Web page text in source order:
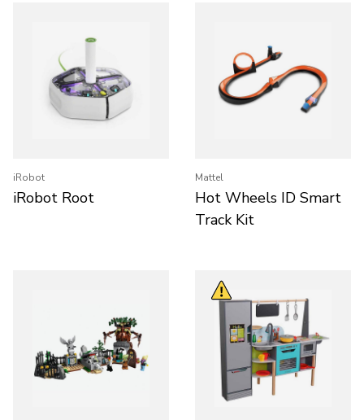
iRobot
iRobot Root
Mattel
Hot Wheels ID Smart
Track Kit